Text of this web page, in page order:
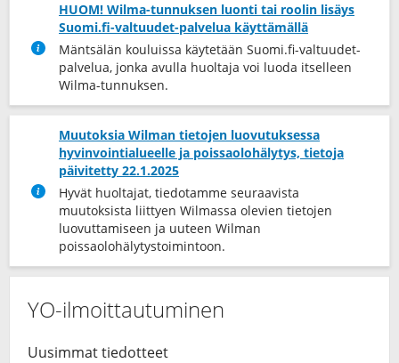
HUOM! Wilma-tunnuksen luonti tai roolin lisäys
Suomi.fi-valtuudet-palvelua käyttämällä
Mäntsälän kouluissa käytetään Suomi.fi-valtuudet-
palvelua, jonka avulla huoltaja voi luoda itselleen
Wilma-tunnuksen.
Muutoksia Wilman tietojen luovutuksessa
hyvinvointialueelle ja poissaolohälytys, tietoja
päivitetty 22.1.2025
Hyvät huoltajat, tiedotamme seuraavista
muutoksista liittyen Wilmassa olevien tietojen
luovuttamiseen ja uuteen Wilman
poissaolohälytystoimintoon.
YO-ilmoittautuminen
Uusimmat tiedotteet